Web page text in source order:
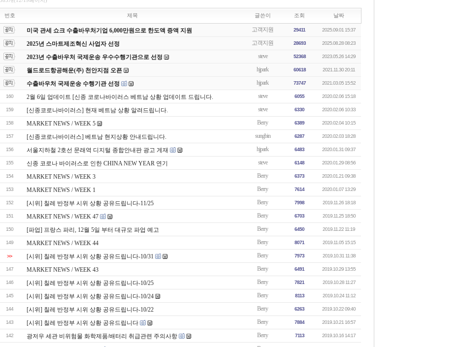
번호 제목 글쓴이 조회 날짜
미국 관세 쇼크 수출바우처기업 6,000만원으로 한도액 증액 지원 고객지원 29411 2025.09.01 15:37
2025년 스마트제조혁신 사업자 선정 고객지원 28693 2025.08.28 08:23
2023년 수출바우처 국제운송 우수수행기관으로 선정 steve 52368 2023.05.26 14:29
월드로드항공해운(주) 천안지점 오픈 hjpark 60618 2021.11.30 20:11
수출바우처 국제운송 수행기관 선정 hjpark 73747 2021.03.05 15:52
160 2월 6일 업데이트 [신종 코로나바이러스 베트남 상황 업데이트 드립니다. steve 6055 2020.02.06 15:18
159 [신종코로나바이러스] 현재 베트남 상황 알려드립니다. steve 6330 2020.02.06 10:33
158 MARKET NEWS / WEEK 5 Berry 6389 2020.02.04 10:15
157 [신종코로나바이러스] 베트남 현지상황 안내드립니다. sungbin 6287 2020.02.03 18:28
156 서울지하철 2호선 문래역 디지털 종합안내판 광고 게재 hjpark 6483 2020.01.31 09:37
155 신종 코로나 바이러스로 인한 CHINA NEW YEAR 연기 steve 6148 2020.01.29 08:56
154 MARKET NEWS / WEEK 3 Berry 6373 2020.01.21 09:38
153 MARKET NEWS / WEEK 1 Berry 7614 2020.01.07 13:29
152 [시위] 칠레 반정부 시위 상황 공유드립니다-11/25 Berry 7998 2019.11.26 18:18
151 MARKET NEWS / WEEK 47 Berry 6703 2019.11.25 18:50
150 [파업] 프랑스 파리, 12월 5일 부터 대규모 파업 예고 Berry 6450 2019.11.22 11:19
149 MARKET NEWS / WEEK 44 Berry 8071 2019.11.05 15:15
>> [시위] 칠레 반정부 시위 상황 공유드립니다-10/31 Berry 7973 2019.10.31 11:38
147 MARKET NEWS / WEEK 43 Berry 6491 2019.10.29 13:55
146 [시위] 칠레 반정부 시위 상황 공유드립니다-10/25 Berry 7821 2019.10.28 11:27
145 [시위] 칠레 반정부 시위 상황 공유드립니다-10/24 Berry 8113 2019.10.24 11:12
144 [시위] 칠레 반정부 시위 상황 공유드립니다-10/22 Berry 6263 2019.10.22 09:40
143 [시위] 칠레 반정부 시위 상황 공유드립니다 Berry 7884 2019.10.21 16:57
142 광저우 세관 비위험물 화학제품/배터리 취급관련 주의사항 Berry 7113 2019.10.16 14:17